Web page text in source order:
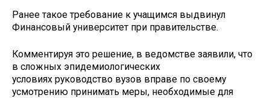
Ранее такое требование к учащимся выдвинул
Финансовый университет при правительстве.
Комментируя это решение, в ведомстве заявили, что
в сложных эпидемиологических
условиях руководство вузов вправе по своему
усмотрению принимать меры, необходимые для